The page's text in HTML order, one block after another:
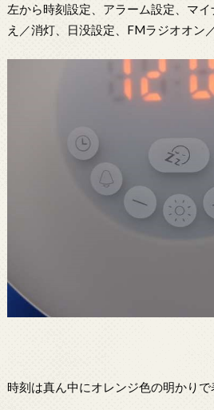
左から時刻設定、アラーム設定、マ
え／消灯、日没設定、FMラジオオン
時刻は真ん中にオレンジ色の明かりで